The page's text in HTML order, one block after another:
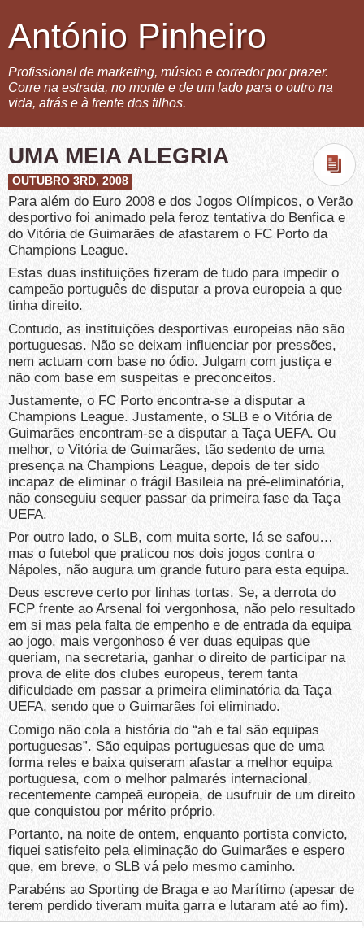
António Pinheiro
Profissional de marketing, músico e corredor por prazer.
Corre na estrada, no monte e de um lado para o outro na
vida, atrás e à frente dos filhos.
UMA MEIA ALEGRIA
OUTUBRO 3RD, 2008
Para além do Euro 2008 e dos Jogos Olímpicos, o Verão
desportivo foi animado pela feroz tentativa do Benfica e
do Vitória de Guimarães de afastarem o FC Porto da
Champions League.
Estas duas instituições fizeram de tudo para impedir o
campeão português de disputar a prova europeia a que
tinha direito.
Contudo, as instituições desportivas europeias não são
portuguesas. Não se deixam influenciar por pressões,
nem actuam com base no ódio. Julgam com justiça e
não com base em suspeitas e preconceitos.
Justamente, o FC Porto encontra-se a disputar a
Champions League. Justamente, o SLB e o Vitória de
Guimarães encontram-se a disputar a Taça UEFA. Ou
melhor, o Vitória de Guimarães, tão sedento de uma
presença na Champions League, depois de ter sido
incapaz de eliminar o frágil Basileia na pré-eliminatória,
não conseguiu sequer passar da primeira fase da Taça
UEFA.
Por outro lado, o SLB, com muita sorte, lá se safou…
mas o futebol que praticou nos dois jogos contra o
Nápoles, não augura um grande futuro para esta equipa.
Deus escreve certo por linhas tortas. Se, a derrota do
FCP frente ao Arsenal foi vergonhosa, não pelo resultado
em si mas pela falta de empenho e de entrada da equipa
ao jogo, mais vergonhoso é ver duas equipas que
queriam, na secretaria, ganhar o direito de participar na
prova de elite dos clubes europeus, terem tanta
dificuldade em passar a primeira eliminatória da Taça
UEFA, sendo que o Guimarães foi eliminado.
Comigo não cola a história do “ah e tal são equipas
portuguesas”. São equipas portuguesas que de uma
forma reles e baixa quiseram afastar a melhor equipa
portuguesa, com o melhor palmarés internacional,
recentemente campeã europeia, de usufruir de um direito
que conquistou por mérito próprio.
Portanto, na noite de ontem, enquanto portista convicto,
fiquei satisfeito pela eliminação do Guimarães e espero
que, em breve, o SLB vá pelo mesmo caminho.
Parabéns ao Sporting de Braga e ao Marítimo (apesar de
terem perdido tiveram muita garra e lutaram até ao fim).